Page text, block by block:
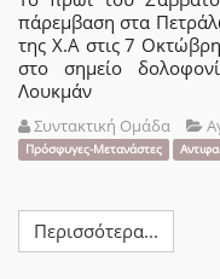
πάρεμβαση στα
της Χ.Α στις 7
στο σημείο
Λουκμάν
Συντακτική Ομάδα
Πρόσφυγες-Μετανάστες
Περισσότερα...